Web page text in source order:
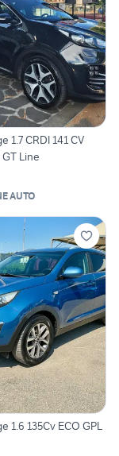
1.7 CRDI 141 CV
Line
AUTO
1.6 135Cv ECO GPL